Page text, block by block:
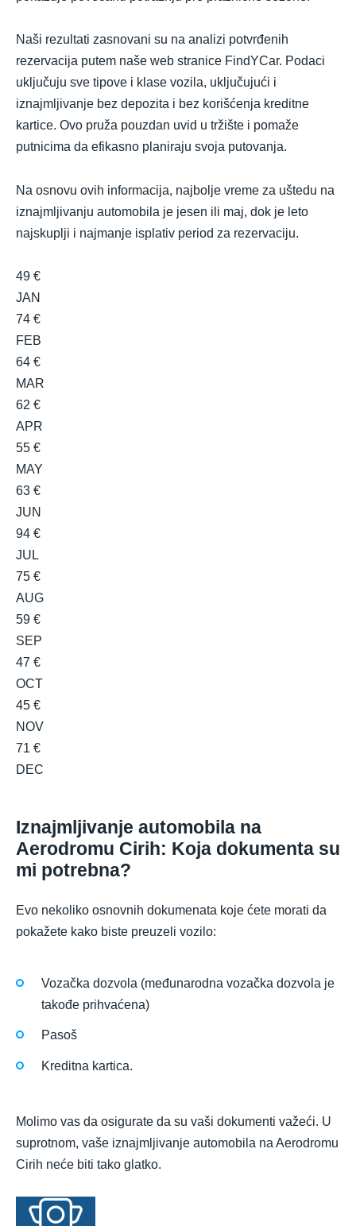
Naši rezultati zasnovani su na analizi potvrđenih
rezervacija putem naše web stranice FindYCar. Podaci
uključuju sve tipove i klase vozila, uključujući i
iznajmljivanje bez depozita i bez korišćenja kreditne
kartice. Ovo pruža pouzdan uvid u tržište i pomaže
putnicima da efikasno planiraju svoja putovanja.
Na osnovu ovih informacija, najbolje vreme za uštedu na
iznajmljivanju automobila je jesen ili maj, dok je leto
najskuplji i najmanje isplativ period za rezervaciju.
49 €
JAN
74 €
FEB
64 €
MAR
62 €
APR
55 €
MAY
63 €
JUN
94 €
JUL
75 €
AUG
59 €
SEP
47 €
OCT
45 €
NOV
71 €
DEC
Iznajmljivanje automobila na
Aerodromu Cirih: Koja dokumenta su
mi potrebna?
Evo nekoliko osnovnih dokumenata koje ćete morati da
pokažete kako biste preuzeli vozilo:
Vozačka dozvola (međunarodna vozačka dozvola je
takođe prihvaćena)
Pasoš
Kreditna kartica.
Molimo vas da osigurate da su vaši dokumenti važeći. U
suprotnom, vaše iznajmljivanje automobila na Aerodromu
Cirih neće biti tako glatko.